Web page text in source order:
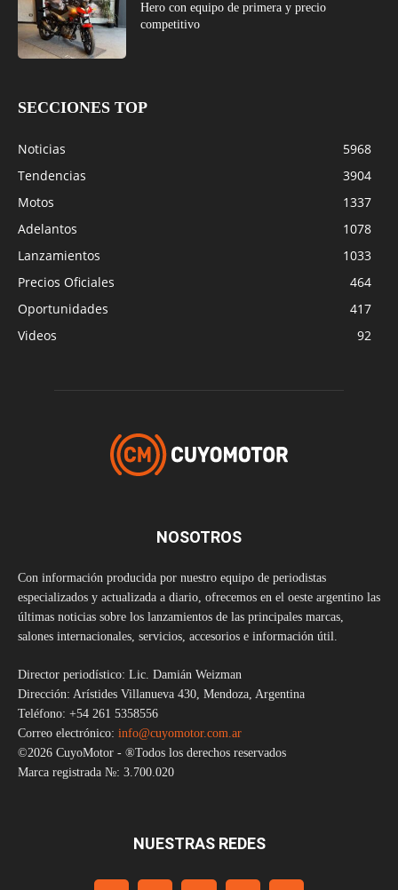
Hero con equipo de primera y precio
competitivo
SECCIONES TOP
Noticias
5968
Tendencias
3904
Motos
1337
Adelantos
1078
Lanzamientos
1033
Precios Oficiales
464
Oportunidades
417
Videos
92
NOSOTROS
Con información producida por nuestro equipo de periodistas
especializados y actualizada a diario, ofrecemos en el oeste argentino las
últimas noticias sobre los lanzamientos de las principales marcas,
salones internacionales, servicios, accesorios e información útil.
Director periodístico: Lic. Damián Weizman
Dirección: Arístides Villanueva 430, Mendoza, Argentina
Teléfono: +54 261 5358556
Correo electrónico: info@cuyomotor.com.ar
©2026 CuyoMotor - ®Todos los derechos reservados
Marca registrada №: 3.700.020
NUESTRAS REDES